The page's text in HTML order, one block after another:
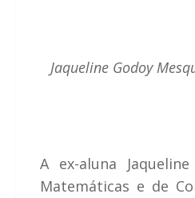
Jaqueline Godoy
A ex-aluna
Matemáticas e de